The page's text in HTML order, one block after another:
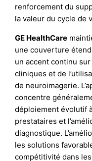
renforcement du
la valeur du cycle de
GE HealthCare
une couverture
un accent continu
cliniques et de
de neuroimagerie.
concentre
déploiement évolutif
prestataires et
diagnostique.
les solutions
compétitivité dans